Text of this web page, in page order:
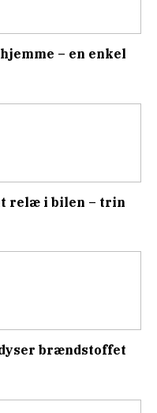
– en enkel
relæ i bilen – trin
brændstoffet